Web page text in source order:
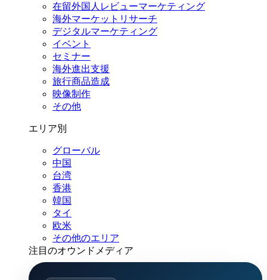
在留外国⼈レビューマーケティング
海外マーケットリサーチ
デジタルマーケティング
イベント
セミナー
海外進出支援
旅行商品造成
映像制作
その他
エリア別
グローバル
中国
台湾
香港
韓国
タイ
欧米
その他のエリア
注目のオウンドメディア